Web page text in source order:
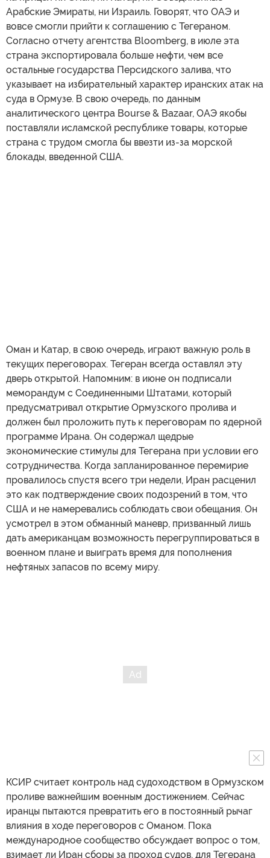
Арабские Эмираты, ни Израиль. Говорят, что ОАЭ и
вовсе смогли прийти к соглашению с Тегераном.
Согласно отчету агентства Bloomberg, в июле эта
страна экспортировала больше нефти, чем все
остальные государства Персидского залива, что
указывает на избирательный характер иранских атак на
суда в Ормузе. В свою очередь, по данным
аналитического центра Bourse & Bazaar, ОАЭ якобы
поставляли исламской республике товары, которые
страна с трудом смогла бы ввезти из-за морской
блокады, введенной США.
Оман и Катар, в свою очередь, играют важную роль в
текущих переговорах. Тегеран всегда оставлял эту
дверь открытой. Напомним: в июне он подписали
меморандум с Соединенными Штатами, который
предусматривал открытие Ормузского пролива и
должен был проложить путь к переговорам по ядерной
программе Ирана. Он содержал щедрые
экономические стимулы для Тегерана при условии его
сотрудничества. Когда запланированное перемирие
провалилось спустя всего три недели, Иран расценил
это как подтверждение своих подозрений в том, что
США и не намеревались соблюдать свои обещания. Он
усмотрел в этом обманный маневр, призванный лишь
дать американцам возможность перегруппироваться в
военном плане и выиграть время для пополнения
нефтяных запасов по всему миру.
КСИР считает контроль над судоходством в Ормузском
проливе важнейшим военным достижением. Сейчас
иранцы пытаются превратить его в постоянный рычаг
влияния в ходе переговоров с Оманом. Пока
международное сообщество обсуждает вопрос о том,
взимает ли Иран сборы за проход судов, для Тегерана